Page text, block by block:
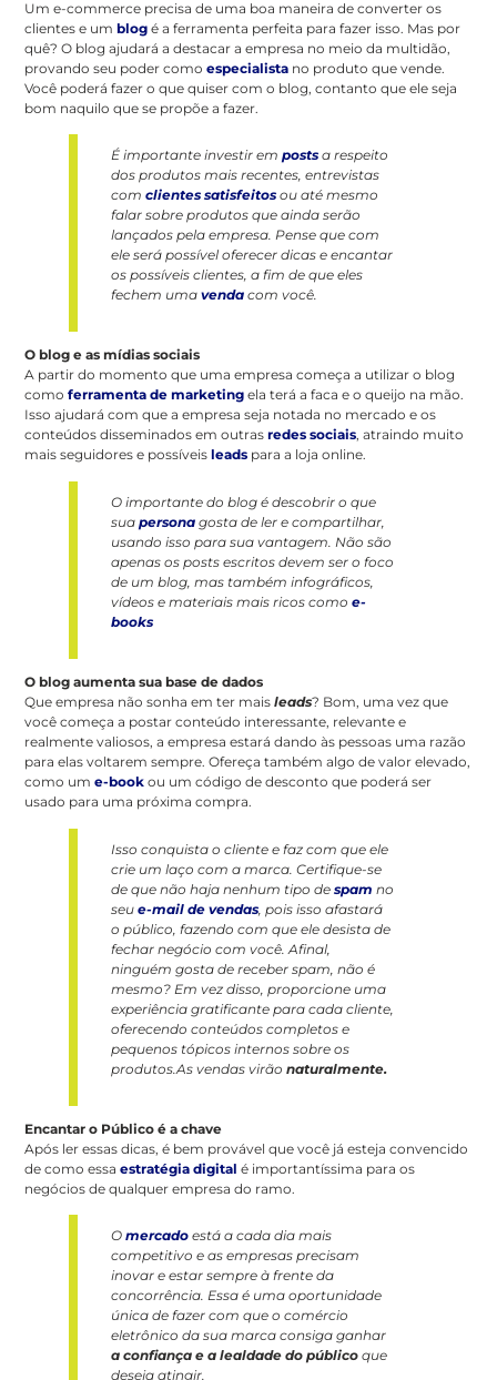
Um e-commerce precisa de uma boa maneira de converter os
clientes e umblog é a ferramenta perfeita para fazer isso. Mas por
quê? O blog ajudará a destacar a empresa no meio da multidão,
provando seu poder comoespecialista no produto que vende.
Você poderá fazer o que quiser com o blog, contanto que ele seja
bom naquilo que se propõe a fazer.
É importante investir emposts a respeito
dos produtos mais recentes, entrevistas
comclientes satisfeitos ou até mesmo
falar sobre produtos que ainda serão
lançados pela empresa. Pense que com
ele será possível oferecer dicas e encantar
os possíveis clientes, a fim de que eles
fechem umavenda com você.
O blog e as mídias sociais
A partir do momento que uma empresa começa a utilizar o blog
comoferramenta de marketing ela terá a faca e o queijo na mão.
Isso ajudará com que a empresa seja notada no mercado e os
conteúdos disseminados em outrasredes sociais, atraindo muito
mais seguidores e possíveisleads para a loja online.
O importante do blog é descobrir o que
suapersona gosta de ler e compartilhar,
usando isso para sua vantagem. Não são
apenas os posts escritos devem ser o foco
de um blog, mas também infográficos,
vídeos e materiais mais ricos comoe-
books
O blog aumenta sua base de dados
Que empresa não sonha em ter maisleads? Bom, uma vez que
você começa a postar conteúdo interessante, relevante e
realmente valiosos, a empresa estará dando às pessoas uma razão
para elas voltarem sempre. Ofereça também algo de valor elevado,
como ume-book ou um código de desconto que poderá ser
usado para uma próxima compra.
Isso conquista o cliente e faz com que ele
crie um laço com a marca. Certifique-se
de que não haja nenhum tipo despam no
seu e-mail de vendas, pois isso afastará
o público, fazendo com que ele desista de
fechar negócio com você. Afinal,
ninguém gosta de receber spam, não é
mesmo? Em vez disso, proporcione uma
experiência gratificante para cada cliente,
oferecendo conteúdos completos e
pequenos tópicos internos sobre os
produtos.As vendas virãonaturalmente.
Encantar o Público é a chave
Após ler essas dicas, é bem provável que você já esteja convencido
de como essaestratégia digital é importantíssima para os
negócios de qualquer empresa do ramo.
Omercado está a cada dia mais
competitivo e as empresas precisam
inovar e estar sempre à frente da
concorrência. Essa é uma oportunidade
única de fazer com que o comércio
eletrônico da sua marca consiga ganhar
a confiança e a lealdade do público que
deseja atingir.